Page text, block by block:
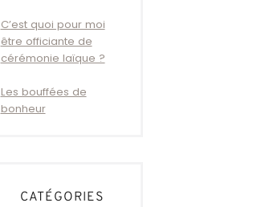
C’est quoi pour moi
être officiante de
cérémonie laïque ?
Les bouffées de
bonheur
CATÉGORIES